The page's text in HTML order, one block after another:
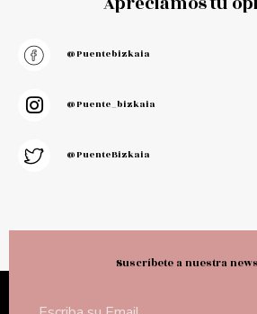
@puentebizkaia
@puente_bizkaia
@PuenteBizkaia
Suscríbete a nuestra